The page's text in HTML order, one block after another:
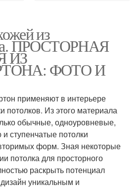
из
ПРОСТОРНАЯ
ИЗ
ФОТО И
применяют в интерьере
потолков. Из этого материала
обычные, одноуровневые,
ступенчатые потолки
форм. Зная некоторые
потолка для просторного
раскрыть потенциал
уникальным и